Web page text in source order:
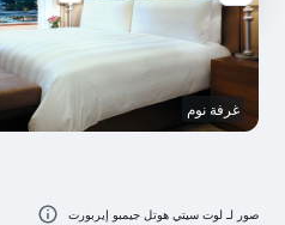
غرفة نوم
صور لـ لوت سيتي هوتل جيمبو إيربورت